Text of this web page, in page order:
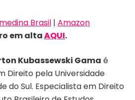
Brasil | Amazon
em altaAQUI.
Kubassewski Gama é
Direito pela Universidade
do Sul. Especialista em Direito